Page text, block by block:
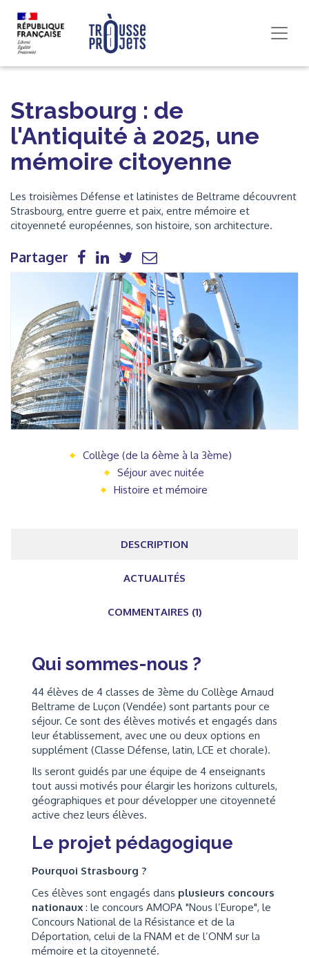
Strasbourg : de
l'Antiquité à 2025, une
mémoire citoyenne
Les troisièmes Défense et latinistes de Beltrame découvrent
Strasbourg, entre guerre et paix, entre mémoire et
citoyenneté européennes, son histoire, son architecture.
Partager
Collège (de la 6ème à la 3ème)
Séjour avec nuitée
Histoire et mémoire
DESCRIPTION
ACTUALITÉS
COMMENTAIRES (1)
Qui sommes-nous ?
44 élèves de 4 classes de 3ème du Collège Arnaud
Beltrame de Luçon (Vendée) sont partants pour ce
séjour. Ce sont des élèves motivés et engagés dans
leur établissement, avec une ou deux options en
supplément (Classe Défense, latin, LCE et chorale).
Ils seront guidés par une équipe de 4 enseignants
tout aussi motivés pour élargir les horizons culturels,
géographiques et pour développer une citoyenneté
active chez leurs élèves.
Le projet pédagogique
Pourquoi Strasbourg ?
Ces élèves sont engagés dans plusieurs concours
nationaux : le concours AMOPA "Nous l’Europe", le
Concours National de la Résistance et de la
Déportation, celui de la FNAM et de l’ONM sur la
mémoire et la citoyenneté.